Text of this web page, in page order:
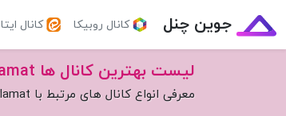
جوین چنل کانال روبیکا کانال ایتا
لیست بهترین کانال ها safirsalamat
معرفی انواع کانال های مرتبط با safirsalamat